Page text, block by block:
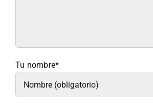
Tu nombre*